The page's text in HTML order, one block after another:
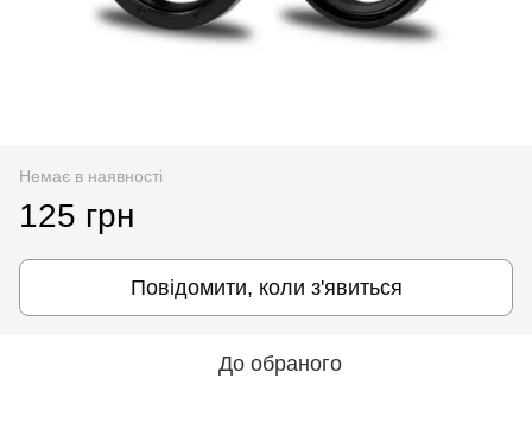
Немає в наявності
125 грн
Повідомити, коли з'явиться
До обраного